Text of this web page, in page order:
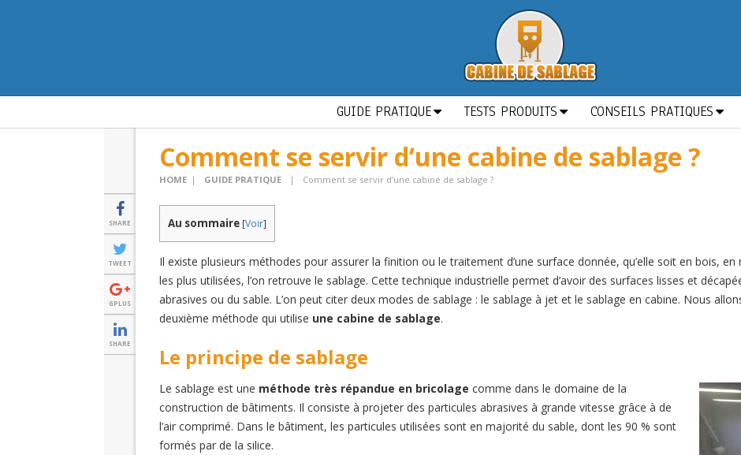
GUIDE PRATIQUE TESTS PRODUITS CONSEILS PRATIQUES
SHARE
TWEET
GPLUS
SHARE
Comment se servir d’une cabine de sablage ?
HOME | GUIDE PRATIQUE | Comment se servir d’une cabine de sablage ?
Au sommaire [Voir]
Il existe plusieurs méthodes pour assurer la finition ou le traitement d’une surface donnée, qu’elle soit en bois,
les plus utilisées, l’on retrouve le sablage. Cette technique industrielle permet d’avoir des surfaces lisses et
abrasives ou du sable. L’on peut citer deux modes de sablage : le sablage à jet et le sablage en cabine. Nous
deuxième méthode qui utilise une cabine de sablage.
Le principe de sablage
Le sablage est une méthode très répandue en bricolage comme dans le domaine de la
construction de bâtiments. Il consiste à projeter des particules abrasives à grande vitesse grâce à de
l’air comprimé. Dans le bâtiment, les particules utilisées sont en majorité du sable, dont les 90 % sont
formés par de la silice.